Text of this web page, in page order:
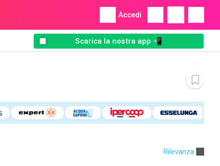
Accedi
Scarica la nostra app 📲
Rilevanza